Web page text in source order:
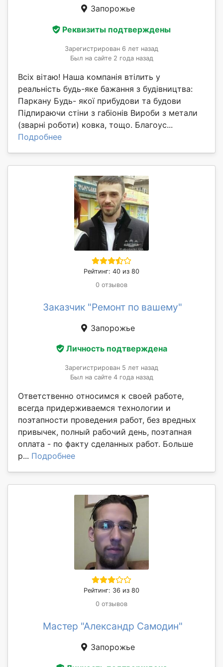
Запорожье
Реквизиты подтверждены
Зарегистрирован 6 лет назад
Был на сайте 2 года назад
Всіх вітаю! Наша компанія втілить у
реальність будь-яке бажання з будівництва:
Паркану Будь- якої прибудови та будови
Підпираючи стіни з габіонів Вироби з метали
(зварні роботи) ковка, тощо. Благоус...
Подробнее
Рейтинг: 40 из 80
0 отзывов
Заказчик "Ремонт по вашему"
Запорожье
Личность подтверждена
Зарегистрирован 5 лет назад
Был на сайте 4 года назад
Ответственно относимся к своей работе,
всегда придерживаемся технологии и
поэтапности проведения работ, без вредных
привычек, полный рабочий день, поэтапная
оплата - по факту сделанных работ. Больше
р... Подробнее
Рейтинг: 36 из 80
0 отзывов
Мастер "Александр Самодин"
Запорожье